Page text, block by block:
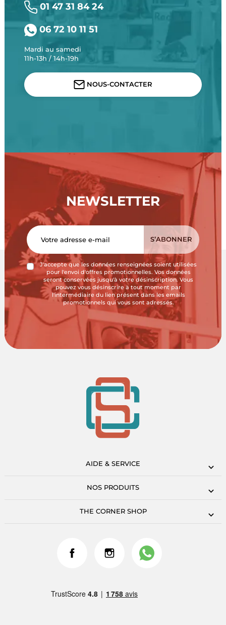
01 47 31 84 24
06 72 10 11 51
Mardi au samedi
11h-13h / 14h-19h
NOUS-CONTACTER
NEWSLETTER
J'accepte que les données renseignées soient utilisées
pour l'envoi d'offres promotionnelles. Vos données
seront conservées jusqu'à votre désinscription. Vous
pouvez vous désinscrire à tout moment par
l'intermédiaire du lien présent dans les emails
promotionnels qui vous sont adressés.
AIDE & SERVICE
NOS PRODUITS
THE CORNER SHOP